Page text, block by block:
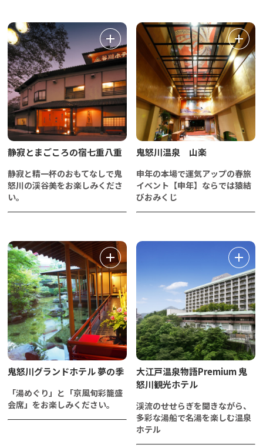
静寂とまごころの宿七重八重
静寂と精一杯のおもてなしで鬼
怒川の渓谷美をお楽しみくださ
い。
鬼怒川温泉 山楽
申年の本場で運気アップの春旅
イベント【申年】ならでは猿結
びおみくじ
鬼怒川グランドホテル 夢の季
「湯めぐり」と「京風旬彩籠盛
会席」をお楽しみください。
大江戸温泉物語Premium 鬼
怒川観光ホテル
渓流のせせらぎを聞きながら、
多彩な湯船で名湯を楽しむ温泉
ホテル